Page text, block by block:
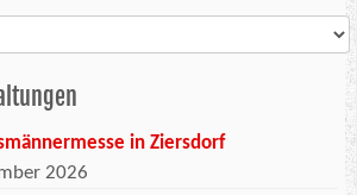
in Ziersdorf
2026